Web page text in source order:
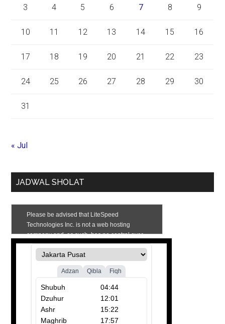
3 4 5 6 7 8 9
10 11 12 13 14 15 16
17 18 19 20 21 22 23
24 25 26 27 28 29 30
31
« Jul
JADWAL SHOLAT